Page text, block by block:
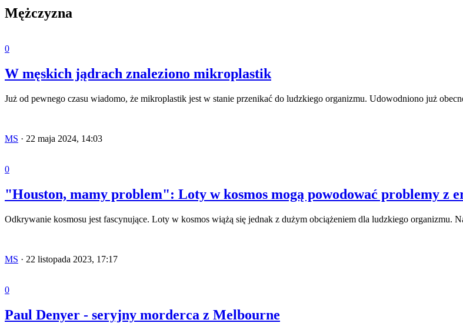
Mężczyzna
0
W męskich jądrach znaleziono mikroplastik
Już od pewnego czasu wiadomo, że mikroplastik jest w stanie przenikać do ludzkiego organizmu. Udowodniono już
MS · 22 maja 2024, 14:03
0
"Houston, mamy problem": Loty w kosmos mogą powodować problemy z
Odkrywanie kosmosu jest fascynujące. Loty w kosmos wiążą się jednak z dużym obciążeniem dla ludzkiego organizmu.
MS · 22 listopada 2023, 17:17
0
Paul Denyer - seryjny morderca z Melbourne